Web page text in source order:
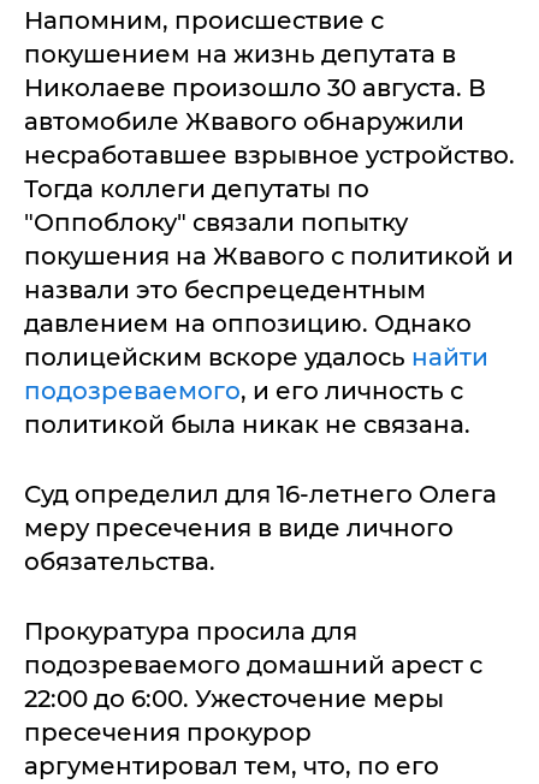
Напомним, происшествие с
покушением на жизнь депутата в
Николаеве произошло 30 августа. В
автомобиле Жвавого обнаружили
несработавшее взрывное устройство.
Тогда коллеги депутаты по
"Оппоблоку" связали попытку
покушения на Жвавого с политикой и
назвали это беспрецедентным
давлением на оппозицию. Однако
полицейским вскоре удалось найти
подозреваемого, и его личность с
политикой была никак не связана.
Суд определил для 16-летнего Олега
меру пресечения в виде личного
обязательства.
Прокуратура просила для
подозреваемого домашний арест с
22:00 до 6:00. Ужесточение меры
пресечения прокурор
аргументировал тем, что, по его